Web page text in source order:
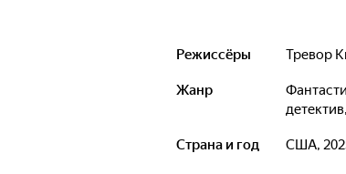
Режиссёры Тревор
Жанр
фантастика, фэнтези, боевик, триллер, драма, комедия, криминал,
Страна и год США,